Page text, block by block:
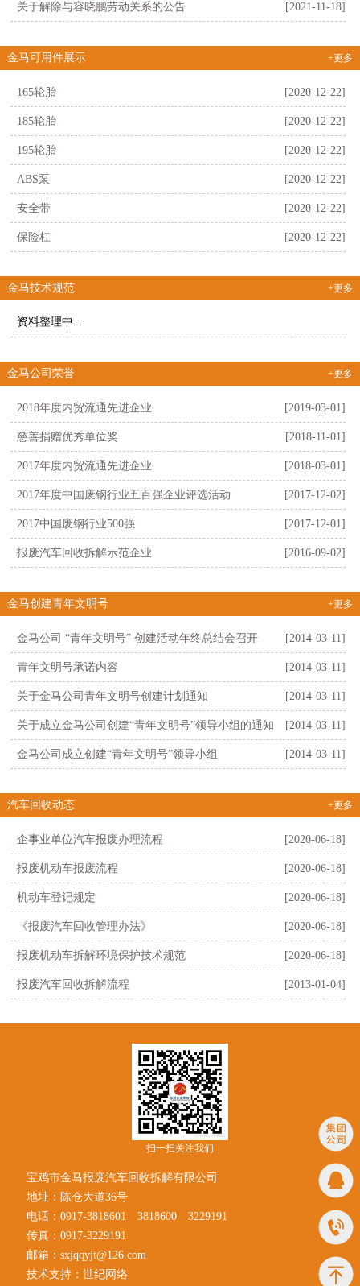
关于解除与容晓鹏劳动关系的公告 [2021-11-18]
金马可用件展示 +更多
165轮胎 [2020-12-22]
185轮胎 [2020-12-22]
195轮胎 [2020-12-22]
ABS泵 [2020-12-22]
安全带 [2020-12-22]
保险杠 [2020-12-22]
金马技术规范 +更多
资料整理中...
金马公司荣誉 +更多
2018年度内贸流通先进企业 [2019-03-01]
慈善捐赠优秀单位奖 [2018-11-01]
2017年度内贸流通先进企业 [2018-03-01]
2017年度中国废钢行业五百强企业评选活动 [2017-12-02]
2017中国废钢行业500强 [2017-12-01]
报废汽车回收拆解示范企业 [2016-09-02]
金马创建青年文明号 +更多
金马公司 “青年文明号” 创建活动年终总结会召开 [2014-03-11]
青年文明号承诺内容 [2014-03-11]
关于金马公司青年文明号创建计划通知 [2014-03-11]
关于成立金马公司创建“青年文明号”领导小组的通知 [2014-03-11]
金马公司成立创建“青年文明号”领导小组 [2014-03-11]
汽车回收动态 +更多
企事业单位汽车报废办理流程 [2020-06-18]
报废机动车报废流程 [2020-06-18]
机动车登记规定 [2020-06-18]
《报废汽车回收管理办法》 [2020-06-18]
报废机动车拆解环境保护技术规范 [2020-06-18]
报废汽车回收拆解流程 [2013-01-04]
扫一扫关注我们
宝鸡市金马报废汽车回收拆解有限公司
地址：陈仓大道36号
电话：0917-3818601 3818600 3229191
传真：0917-3229191
邮箱：sxjqqyjt@126.com
技术支持：世纪网络